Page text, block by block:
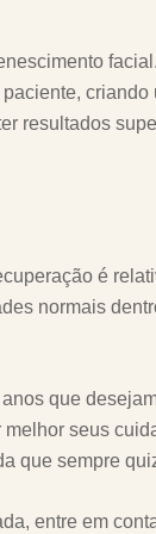
criando
resultados
é
normais
que
seus
que sempre
entre em